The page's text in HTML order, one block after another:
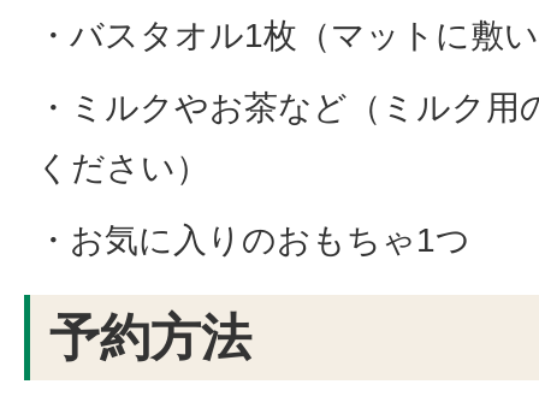
・バスタオル1枚（マットに敷
・ミルクやお茶など（ミルク用
ください）
・お気に入りのおもちゃ1つ
予約方法